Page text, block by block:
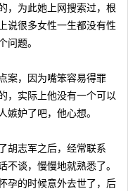
为此她上网搜索过，根
说很多女性一生都没有性
问题。
，因为嘴笨容易得罪
，实际上他没有一个可以
嫉妒了吧，他心想。
志军之后，经常联系
不谈，慢慢地就熟悉了。
孕的时候意外去世了，后